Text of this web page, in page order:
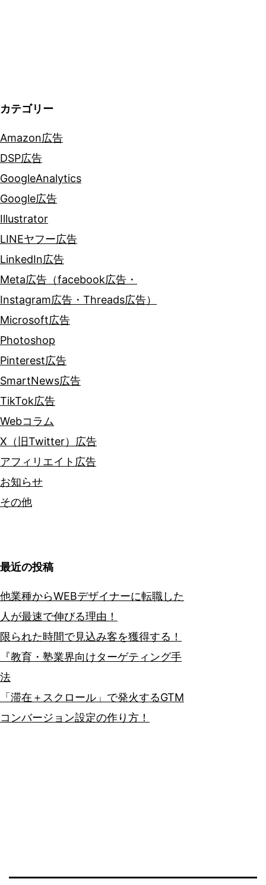
カテゴリー
Amazon広告
DSP広告
GoogleAnalytics
Google広告
Illustrator
LINEヤフー広告
LinkedIn広告
Meta広告（facebook広告・
Instagram広告・Threads広告）
Microsoft広告
Photoshop
Pinterest広告
SmartNews広告
TikTok広告
Webコラム
X（旧Twitter）広告
アフィリエイト広告
お知らせ
その他
最近の投稿
他業種からWEBデザイナーに転職した
人が最速で伸びる理由！
限られた時間で見込み客を獲得する！
『教育・塾業界向けターゲティング手
法
「滞在＋スクロール」で発火するGTM
コンバージョン設定の作り方！